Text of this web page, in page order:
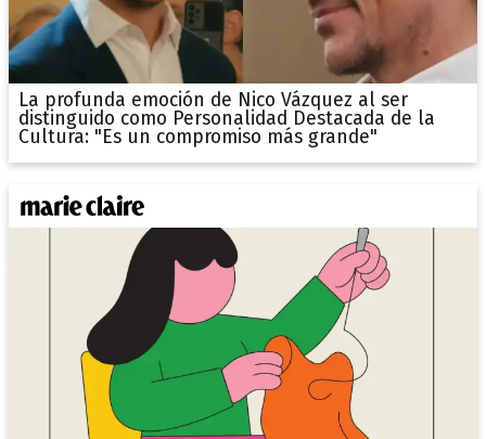
La profunda emoción de Nico Vázquez al ser
distinguido como Personalidad Destacada de la
Cultura: "Es un compromiso más grande"